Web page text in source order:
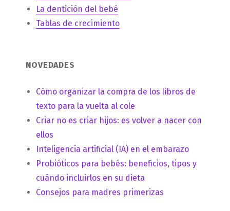
La dentición del bebé
Tablas de crecimiento
NOVEDADES
Cómo organizar la compra de los libros de
texto para la vuelta al cole
Criar no es criar hijos: es volver a nacer con
ellos
Inteligencia artificial (IA) en el embarazo
Probióticos para bebés: beneficios, tipos y
cuándo incluirlos en su dieta
Consejos para madres primerizas